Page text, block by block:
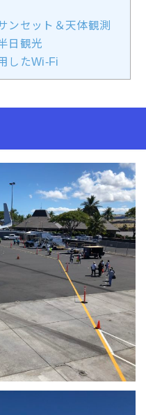
ンセット＆天体観測
日観光
したWi-Fi